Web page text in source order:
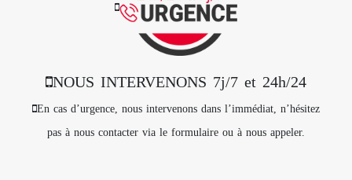
NOUS INTERVENONS 7j/7 et 24h/24
En cas d’urgence, nous intervenons dans l’immédiat, n’hésitez
pas à nous contacter via le formulaire ou à nous appeler.